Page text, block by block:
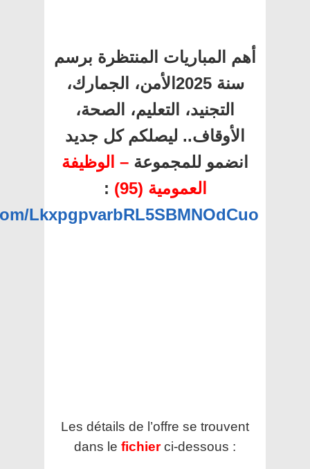
أهم المباريات المنتظرة برسم
سنة 2025الأمن، الجمارك،
التجنيد، التعليم، الصحة،
الأوقاف.. ليصلكم كل جديد
انضمو للمجموعة – الوظيفة
العمومية (95)
:
LkxpgpvarbRL5SBMNOdCuo
Les détails de l’offre se trouvent
dans le fichier ci-dessous :